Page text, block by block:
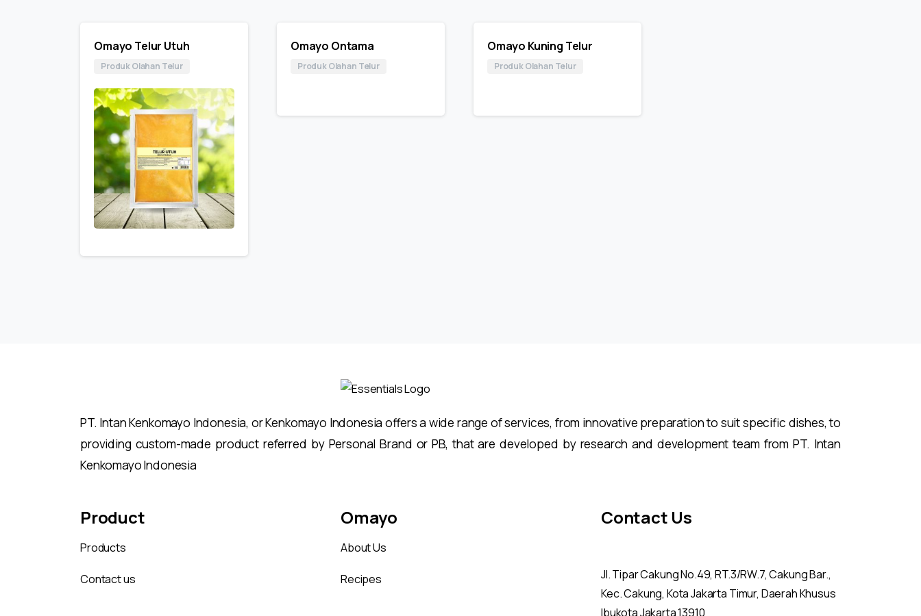
Omayo Telur Utuh
Produk Olahan Telur
Omayo Ontama
Produk Olahan Telur
Omayo Kuning Telur
Produk Olahan Telur
PT. Intan Kenkomayo Indonesia, or Kenkomayo Indonesia offers a wide range of services, from innovative preparation to suit specific dishes, to
providing custom-made product referred by Personal Brand or PB, that are developed by research and development team from PT. Intan
Kenkomayo Indonesia
Product
Products
Contact us
Omayo
About Us
Recipes
Contact Us
Jl. Tipar Cakung No.49, RT.3/RW.7, Cakung Bar.,
Kec. Cakung, Kota Jakarta Timur, Daerah Khusus
Ibukota Jakarta 13910